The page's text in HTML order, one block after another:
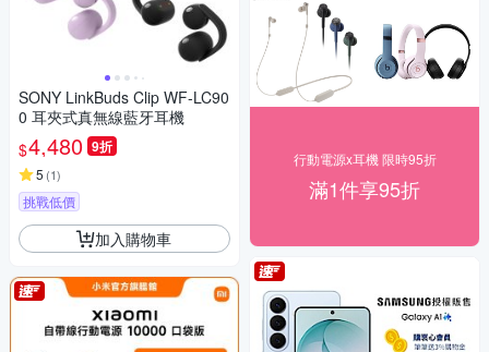
SONY LinkBuds Clip WF-LC90
0 耳夾式真無線藍牙耳機
$4,480 9折
5 (1)
挑戰低價
加入購物車
行動電源x耳機 限時95折
滿1件享95折